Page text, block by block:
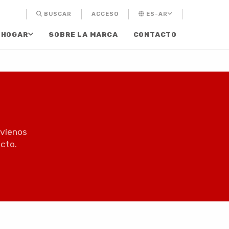
BUSCAR ACCESO ES-AR
SOBRE LA MARCA CONTACTO